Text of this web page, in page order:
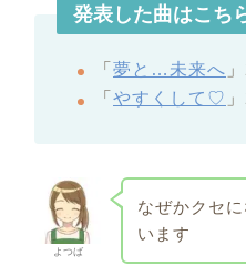
発表した曲はこち
「 夢と…未来へ
「 やすくして♡
よつば
なぜかクセ
います